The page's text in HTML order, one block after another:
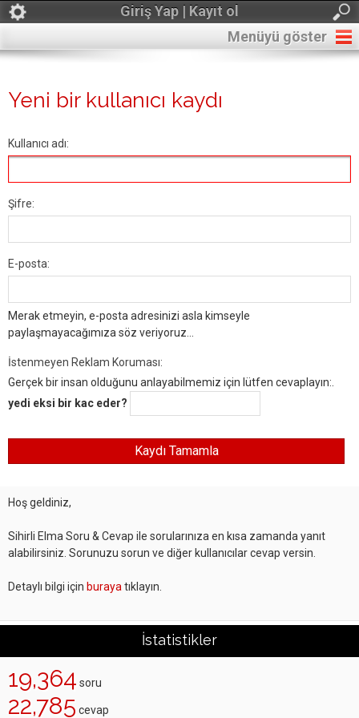
Giriş Yap | Kayıt ol
Menüyü göster
Yeni bir kullanıcı kaydı
Kullanıcı adı:
Şifre:
E-posta:
Merak etmeyin, e-posta adresinizi asla kimseyle
paylaşmayacağımıza söz veriyoruz...
İstenmeyen Reklam Koruması:
Gerçek bir insan olduğunu anlayabilmemiz için lütfen cevaplayın:.
yedi eksi bir kac eder?
Hoş geldiniz,
Sihirli Elma Soru & Cevap ile sorularınıza en kısa zamanda yanıt
alabilirsiniz. Sorunuzu sorun ve diğer kullanıcılar cevap versin.
Detaylı bilgi için buraya tıklayın.
İstatistikler
19,364 soru
22,785 cevap